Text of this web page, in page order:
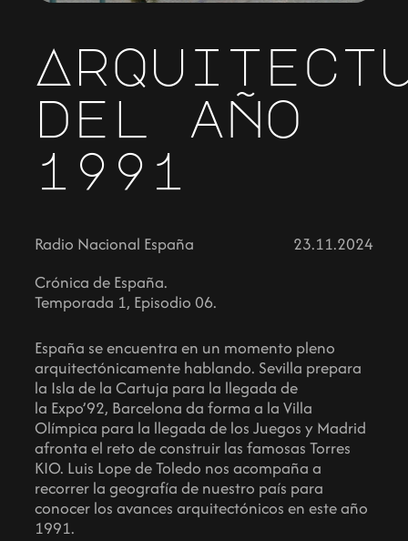
del año
1991
Radio Nacional España
23.11.2024
Crónica de España.
Temporada 1, Episodio 06.
España se encuentra en un momento pleno
arquitectónicamente hablando. Sevilla prepara
la Isla de la Cartuja para la llegada de
la Expo’92, Barcelona da forma a la Villa
Olímpica para la llegada de los Juegos y Madrid
afronta el reto de construir las famosas Torres
KIO. Luis Lope de Toledo nos acompaña a
recorrer la geografía de nuestro país para
conocer los avances arquitectónicos en este año
1991.